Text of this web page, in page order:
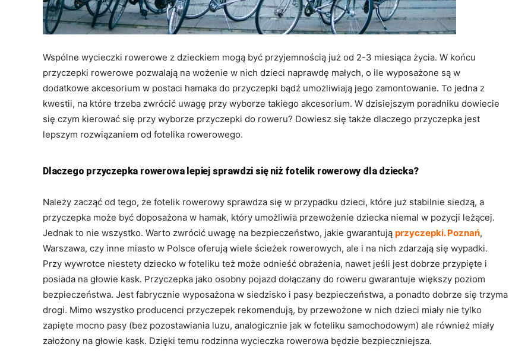
Wspólne wycieczki rowerowe z dzieckiem mogą być przyjemnością już od 2-3 miesiąca życia. W końcu
przyczepki rowerowe pozwalają na wożenie w nich dzieci naprawdę małych, o ile wyposażone są w
dodatkowe akcesorium w postaci hamaka do przyczepki bądź umożliwiają jego zamontowanie. To jedna z
kwestii, na które trzeba zwrócić uwagę przy wyborze takiego akcesorium. W dzisiejszym poradniku dowiecie
się czym kierować się przy wyborze przyczepki do roweru? Dowiesz się także dlaczego przyczepka jest
lepszym rozwiązaniem od fotelika rowerowego.
Dlaczego przyczepka rowerowa lepiej sprawdzi się niż fotelik rowerowy dla dziecka?
Należy zacząć od tego, że fotelik rowerowy sprawdza się w przypadku dzieci, które już stabilnie siedzą, a
przyczepka może być doposażona w hamak, który umożliwia przewożenie dziecka niemal w pozycji leżącej.
Jednak to nie wszystko. Warto zwrócić uwagę na bezpieczeństwo, jakie gwarantują przyczepki. Poznań,
Warszawa, czy inne miasto w Polsce oferują wiele ścieżek rowerowych, ale i na nich zdarzają się wypadki.
Przy wywrotce niestety dziecko w foteliku też może odnieść obrażenia, nawet jeśli jest dobrze przypięte i
posiada na głowie kask. Przyczepka jako osobny pojazd dołączany do roweru gwarantuje większy poziom
bezpieczeństwa. Jest fabrycznie wyposażona w siedzisko i pasy bezpieczeństwa, a ponadto dobrze się trzyma
drogi. Mimo wszystko producenci przyczepek rekomendują, by przewożone w nich dzieci miały nie tylko
zapięte mocno pasy (bez pozostawiania luzu, analogicznie jak w foteliku samochodowym) ale również miały
założony na głowie kask. Dzięki temu rodzinna wycieczka rowerowa będzie bezpieczniejsza.